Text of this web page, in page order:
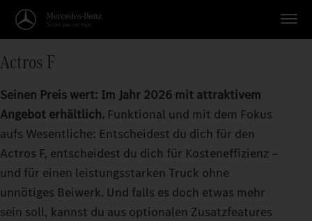
Actros F
Seinen Preis wert: Im Jahr 2026 mit attraktivem
Angebot erhältlich. Funktional und mit dem Fokus
aufs Wesentliche: Entscheidest du dich für den
Actros F, entscheidest du dich für Kosteneffizienz –
und für einen leistungsstarken Truck ohne
unnötiges Beiwerk. Und falls es doch etwas mehr
sein soll, kannst du aus optionalen Zusatzfeatures